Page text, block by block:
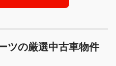
ツの厳選中古車物件